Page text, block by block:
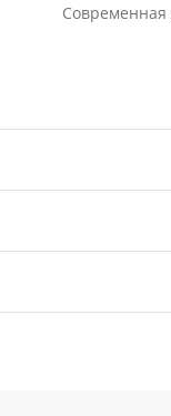
Современная